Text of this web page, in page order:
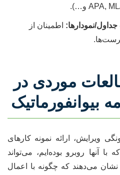
نمودارها: اطمینان از
موردی در
بیوانفورماتیک
ویرایش، ارائه نمونه کارهای
آنها روبرو بوده‌ایم، می‌تواند
نشان می‌دهند که چگونه با اعمال